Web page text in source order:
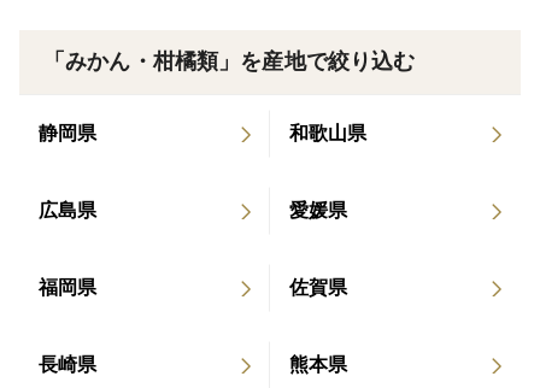
農薬不使用・無肥料・除草剤不使用栽培歴11年～15
除草は草刈り機、手刈りのみで通路などすべての場所で
≪発送について≫
注文をいただいてから収穫をし、新鮮な状態でお届けし
「みかん・柑橘類」を産地で絞り込む
静岡県 和歌山県
広島県 愛媛県
福岡県 佐賀県
長崎県 熊本県